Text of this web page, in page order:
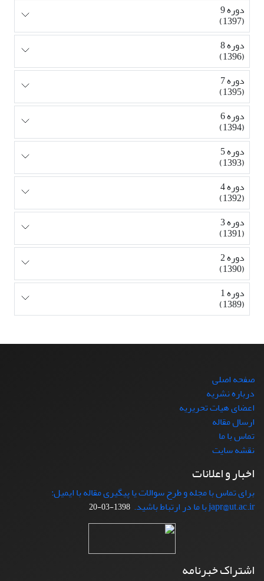
دوره 9
(1397)
دوره 8
(1396)
دوره 7
(1395)
دوره 6
(1394)
دوره 5
(1393)
دوره 4
(1392)
دوره 3
(1391)
دوره 2
(1390)
دوره 1
(1389)
صفحه اصلی
درباره نشریه
اعضای هیات تحریریه
ارسال مقاله
تماس با ما
نقشه سایت
اخبار و اعلانات
برای تماس با مجله و طرح سوالات یا پیگیری مقاله با ایمیل:
japr@ut.ac.ir با ما در ارتباط باشید.
1398-03-20
اشتراک خبرنامه